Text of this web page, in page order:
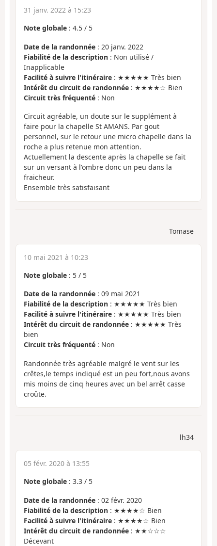
31 janv. 2022 à 15:23
Note globale : 4.5 / 5
Date de la randonnée : 20 janv. 2022
Fiabilité de la description : Non utilisé /
Inapplicable
Facilité à suivre l'itinéraire : ★★★★★ Très bien
Intérêt du circuit de randonnée : ★★★★☆ Bien
Circuit très fréquenté : Non
Circuit agréable, un doute sur le supplément à
faire pour la chapelle St AMANS. Par gout
personnel, sur le retour une micro chapelle dans la
roche a plus retenue mon attention.
Actuellement la descente après la chapelle se fait
sur un versant à l'ombre donc un peu dans la
fraicheur.
Ensemble très satisfaisant
Tomase
10 mai 2021 à 10:23
Note globale : 5 / 5
Date de la randonnée : 09 mai 2021
Fiabilité de la description : ★★★★★ Très bien
Facilité à suivre l'itinéraire : ★★★★★ Très bien
Intérêt du circuit de randonnée : ★★★★★ Très
bien
Circuit très fréquenté : Non
Randonnée très agréable malgré le vent sur les
crêtes,le temps indiqué est un peu fort,nous avons
mis moins de cinq heures avec un bel arrêt casse
croûte.
lh34
05 févr. 2020 à 13:55
Note globale : 3.3 / 5
Date de la randonnée : 02 févr. 2020
Fiabilité de la description : ★★★★☆ Bien
Facilité à suivre l'itinéraire : ★★★★☆ Bien
Intérêt du circuit de randonnée : ★★☆☆☆
Décevant